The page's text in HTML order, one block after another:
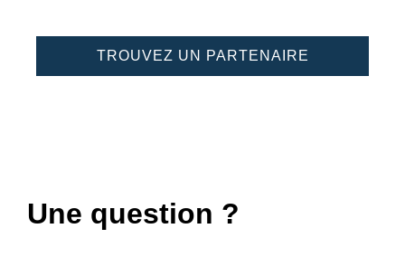
TROUVEZ UN PARTENAIRE
Une question ?